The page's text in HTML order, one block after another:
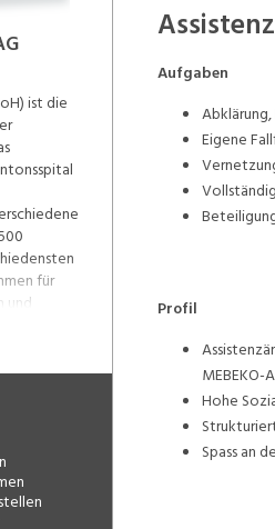
ist die
für
und
Aufgaben
Eigene
Profil
MEBEKO-
Hohe
Spass an